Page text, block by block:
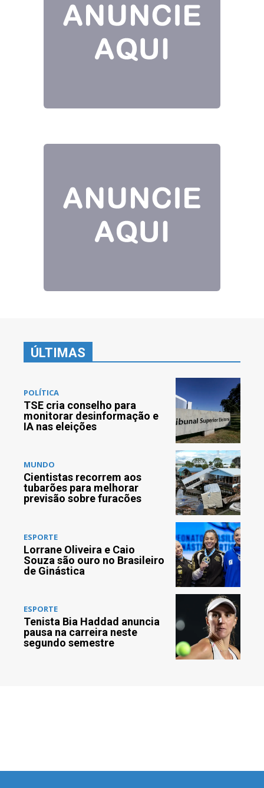
ÚLTIMAS
POLÍTICA
TSE cria conselho para
monitorar desinformação e
IA nas eleições
MUNDO
Cientistas recorrem aos
tubarões para melhorar
previsão sobre furacões
ESPORTE
Lorrane Oliveira e Caio
Souza são ouro no Brasileiro
de Ginástica
ESPORTE
Tenista Bia Haddad anuncia
pausa na carreira neste
segundo semestre